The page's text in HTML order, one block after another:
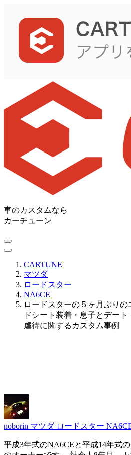
車のカスタムなら
カーチューン
CARTUNE
マツダ
ロードスター
NA6CE
ロードスターの５ヶ月ぶり
ドシート装着・息子とデー
虐待に関するカスタム事例
noborin マツダ ロードスター
平成3年式のNA6CEと平成14年式